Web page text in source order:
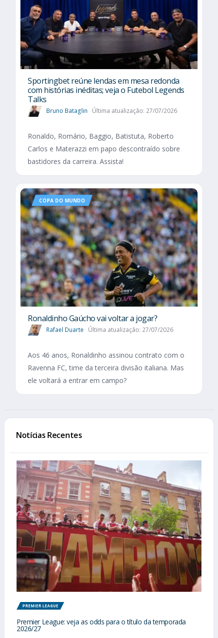
Sportingbet reúne lendas em mesa redonda
com histórias inéditas; veja o Futebol Legends
Talks
Bruno Bataglin Última atualização: 27/07/2026
Ronaldo, Romário, Baggio, Batistuta, Roberto
Carlos e Materazzi em papo descontraído sobre
bastidores da carreira. Assista!
COPA DO MUNDO
Ronaldinho Gaúcho vai voltar a jogar?
Rafael Duarte Última atualização: 27/07/2026
Aos 46 anos, Ronaldinho assinou contrato com o
Ravenna FC, time da terceira divisão italiana. Mas
ele voltará a entrar em campo?
Notícias Recentes
PREMIER LEAGUE
Premier League: veja as odds para o título da temporada
2026/27